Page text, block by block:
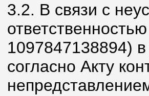
3.2. В связи с
1097847138894)
согласно Акту